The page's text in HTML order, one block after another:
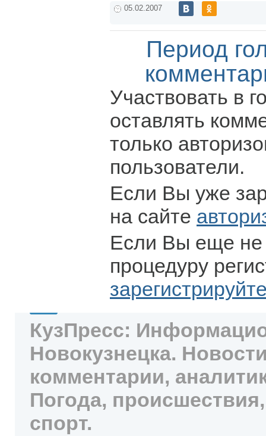
05.02.2007
Период
Участвовать в
оставлять
только
пользователи.
Если Вы уже
на сайте
Если Вы еще не
процедуру
КузПресс:
Новокузнецка.
комментарии,
Погода,
спорт.